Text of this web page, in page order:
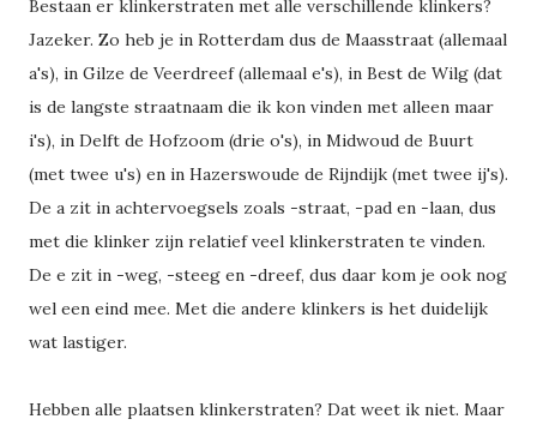
Bestaan er klinkerstraten met alle verschillende klinkers?
Jazeker. Zo heb je in Rotterdam dus de Maasstraat (allemaal
a's), in Gilze de Veerdreef (allemaal e's), in Best de Wilg (dat
is de langste straatnaam die ik kon vinden met alleen maar
i's), in Delft de Hofzoom (drie o's), in Midwoud de Buurt
(met twee u's) en in Hazerswoude de Rijndijk (met twee ij's).
De a zit in achtervoegsels zoals -straat, -pad en -laan, dus
met die klinker zijn relatief veel klinkerstraten te vinden.
De e zit in -weg, -steeg en -dreef, dus daar kom je ook nog
wel een eind mee. Met die andere klinkers is het duidelijk
wat lastiger.
Hebben alle plaatsen klinkerstraten? Dat weet ik niet. Maar